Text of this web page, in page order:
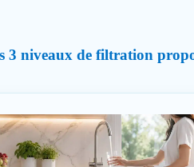
3 niveaux de filtration